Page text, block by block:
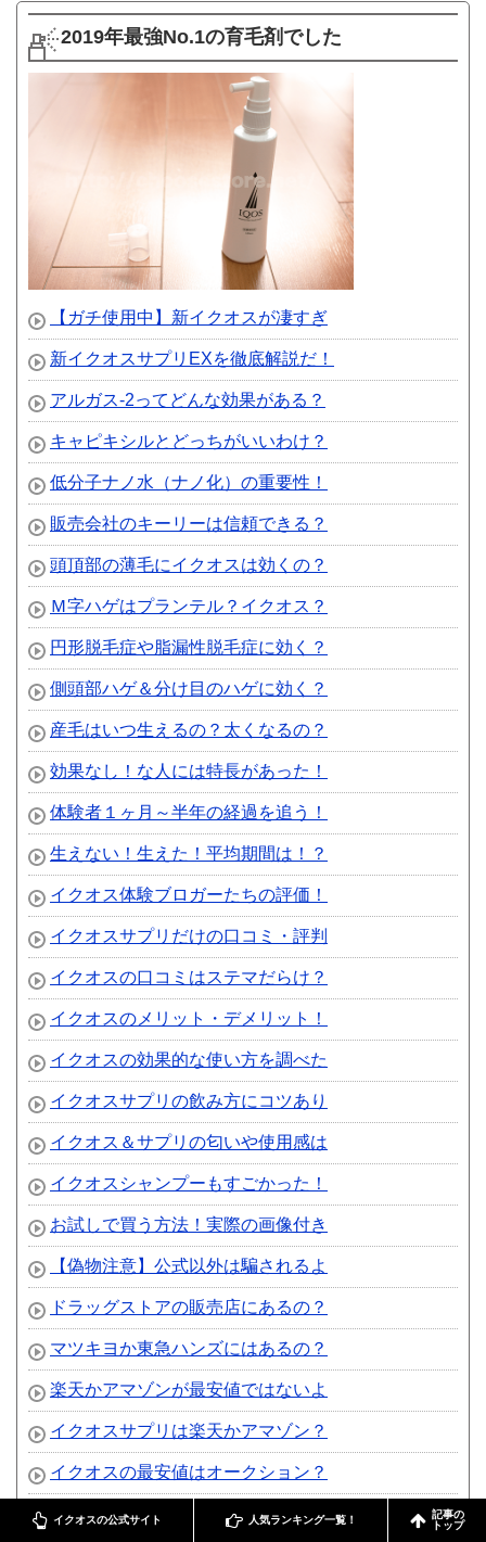
2019年最強No.1の育毛剤でした
【ガチ使用中】新イクオスが凄すぎ
新イクオスサプリEXを徹底解説だ！
アルガス-2ってどんな効果がある？
キャピキシルとどっちがいいわけ？
低分子ナノ水（ナノ化）の重要性！
販売会社のキーリーは信頼できる？
頭頂部の薄毛にイクオスは効くの？
Ｍ字ハゲはプランテル？イクオス？
円形脱毛症や脂漏性脱毛症に効く？
側頭部ハゲ＆分け目のハゲに効く？
産毛はいつ生えるの？太くなるの？
効果なし！な人には特長があった！
体験者１ヶ月～半年の経過を追う！
生えない！生えた！平均期間は！？
イクオス体験ブロガーたちの評価！
イクオスサプリだけの口コミ・評判
イクオスの口コミはステマだらけ？
イクオスのメリット・デメリット！
イクオスの効果的な使い方を調べた
イクオスサプリの飲み方にコツあり
イクオス＆サプリの匂いや使用感は
イクオスシャンプーもすごかった！
お試しで買う方法！実際の画像付き
【偽物注意】公式以外は騙されるよ
ドラッグストアの販売店にあるの？
マツキヨか東急ハンズにはあるの？
楽天かアマゾンが最安値ではないよ
イクオスサプリは楽天かアマゾン？
イクオスの最安値はオークション？
イクオスは妥当な価格か徹底比較！
イクオスの公式サイト 人気ランキング一覧！
記事の
トップ